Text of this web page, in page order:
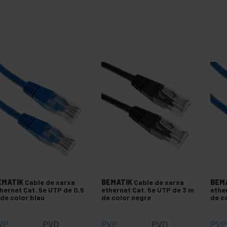
Cable de xarxa
Cat. 5e UTP de 0,5
color blau
PVD
BEMATIK Cable de xarxa
ethernet Cat. 5e UTP de 3 m
de color negre
PVP PVD
de
PVP